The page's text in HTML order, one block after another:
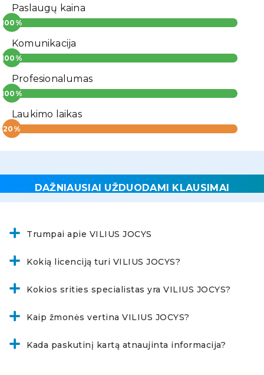
Paslaugų kaina
Komunikacija
Profesionalumas
Laukimo laikas
DAŽNIAUSIAI UŽDUODAMI KLAUSIMAI
Trumpai apie VILIUS JOCYS
Kokią licenciją turi VILIUS JOCYS?
Kokios srities specialistas yra VILIUS JOCYS?
Kaip žmonės vertina VILIUS JOCYS?
Kada paskutinį kartą atnaujinta informacija?